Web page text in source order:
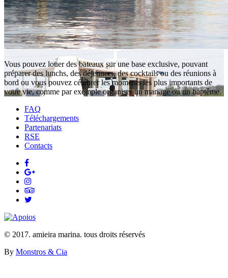
Vous pouvez louer des bateaux sur une base exclusive, pouvant
préparer des lunchs, des déjeuners, des cocktails ou des réunions à
bord ou vous pouvez célébrer les moments les plus importants de
votre vie, comme par exemple organiser un mariage ou un baptême.
FAQ
Téléchargements
Partenariats
RSE
Contacts
© 2017. amieira marina. tous droits réservés
By Monstros & Cia